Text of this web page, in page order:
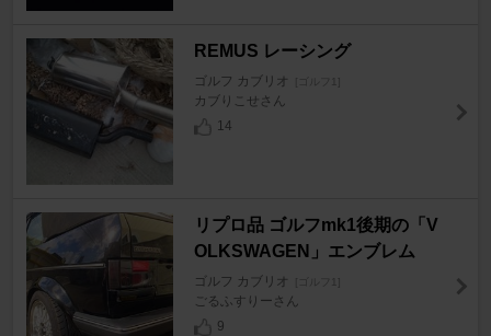
REMUS レーシング
ゴルフ カブリオ [ゴルフ1]
カブりこせさん
14
リプロ品 ゴルフmk1後期の「V
OLKSWAGEN」エンブレム
ゴルフ カブリオ [ゴルフ1]
ごるふすりーさん
9